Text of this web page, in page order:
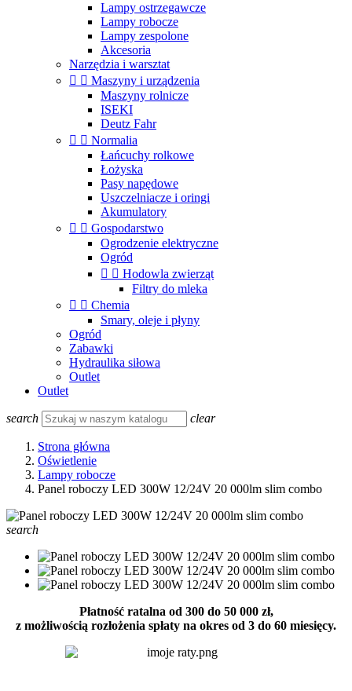
Lampy ostrzegawcze
Lampy robocze
Lampy zespolone
Akcesoria
Narzędzia i warsztat
  Maszyny i urządzenia
Maszyny rolnicze
ISEKI
Deutz Fahr
  Normalia
Łańcuchy rolkowe
Łożyska
Pasy napędowe
Uszczelniacze i oringi
Akumulatory
  Gospodarstwo
Ogrodzenie elektryczne
Ogród
  Hodowla zwierząt
Filtry do mleka
  Chemia
Smary, oleje i płyny
Ogród
Zabawki
Hydraulika siłowa
Outlet
Outlet
search clear
Strona główna
Oświetlenie
Lampy robocze
Panel roboczy LED 300W 12/24V 20 000lm slim combo
search
Płatność ratalna od 300 do 50 000 zł,
z możliwością rozłożenia spłaty na okres od 3 do 60 miesięcy.